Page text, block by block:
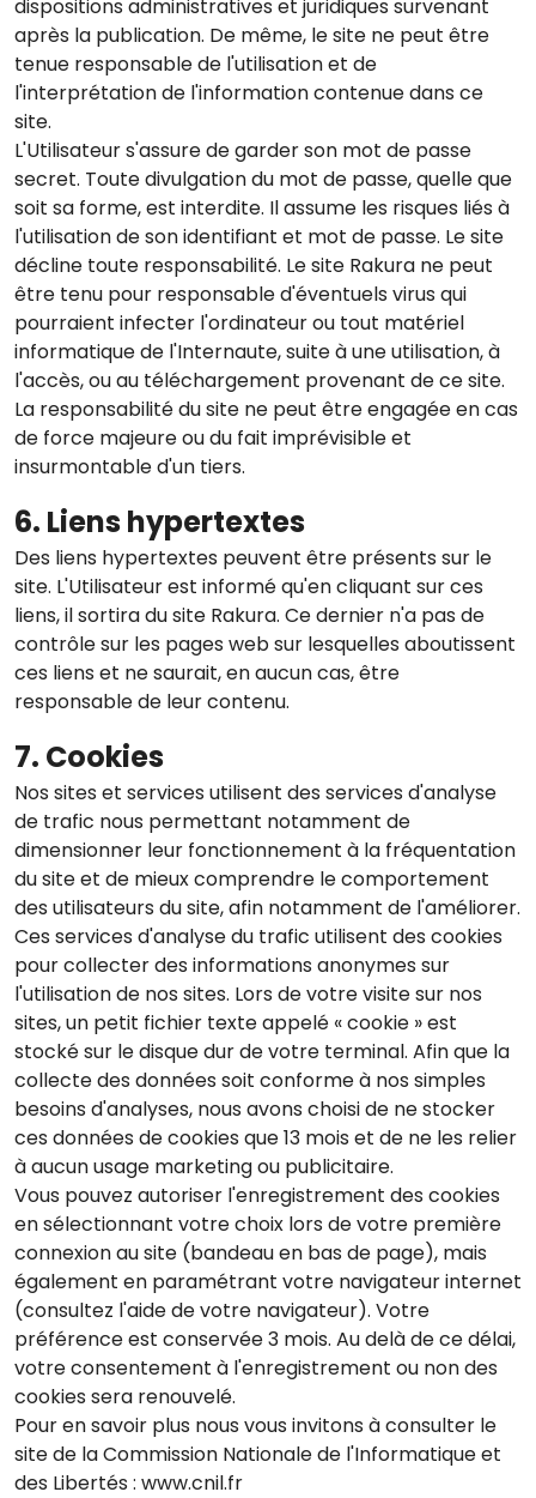
dispositions administratives et juridiques survenant
après la publication. De même, le site ne peut être
tenue responsable de l'utilisation et de
l'interprétation de l'information contenue dans ce
site.
L'Utilisateur s'assure de garder son mot de passe
secret. Toute divulgation du mot de passe, quelle que
soit sa forme, est interdite. Il assume les risques liés à
l'utilisation de son identifiant et mot de passe. Le site
décline toute responsabilité. Le site Rakura ne peut
être tenu pour responsable d'éventuels virus qui
pourraient infecter l'ordinateur ou tout matériel
informatique de l'Internaute, suite à une utilisation, à
l'accès, ou au téléchargement provenant de ce site.
La responsabilité du site ne peut être engagée en cas
de force majeure ou du fait imprévisible et
insurmontable d'un tiers.
6. Liens hypertextes
Des liens hypertextes peuvent être présents sur le
site. L'Utilisateur est informé qu'en cliquant sur ces
liens, il sortira du site Rakura. Ce dernier n'a pas de
contrôle sur les pages web sur lesquelles aboutissent
ces liens et ne saurait, en aucun cas, être
responsable de leur contenu.
7. Cookies
Nos sites et services utilisent des services d'analyse
de trafic nous permettant notamment de
dimensionner leur fonctionnement à la fréquentation
du site et de mieux comprendre le comportement
des utilisateurs du site, afin notamment de l'améliorer.
Ces services d'analyse du trafic utilisent des cookies
pour collecter des informations anonymes sur
l'utilisation de nos sites. Lors de votre visite sur nos
sites, un petit fichier texte appelé « cookie » est
stocké sur le disque dur de votre terminal. Afin que la
collecte des données soit conforme à nos simples
besoins d'analyses, nous avons choisi de ne stocker
ces données de cookies que 13 mois et de ne les relier
à aucun usage marketing ou publicitaire.
Vous pouvez autoriser l'enregistrement des cookies
en sélectionnant votre choix lors de votre première
connexion au site (bandeau en bas de page), mais
également en paramétrant votre navigateur internet
(consultez l'aide de votre navigateur). Votre
préférence est conservée 3 mois. Au delà de ce délai,
votre consentement à l'enregistrement ou non des
cookies sera renouvelé.
Pour en savoir plus nous vous invitons à consulter le
site de la Commission Nationale de l'Informatique et
des Libertés : www.cnil.fr